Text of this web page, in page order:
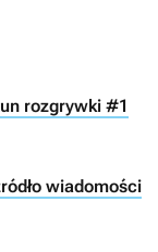
rozgrywki #1
wiadomości